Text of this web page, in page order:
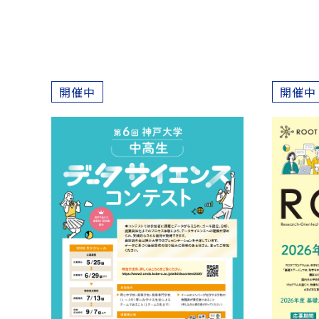
開催中 開催中